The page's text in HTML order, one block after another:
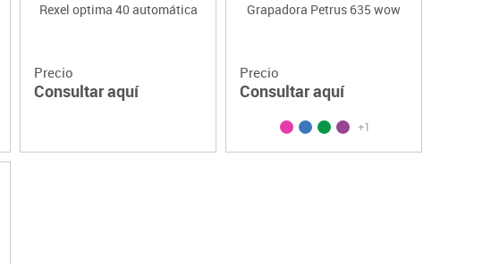
Rexel optima 40 automática
Precio
Consultar aquí
Grapadora Petrus 635 wow
Precio
Consultar aquí
+1